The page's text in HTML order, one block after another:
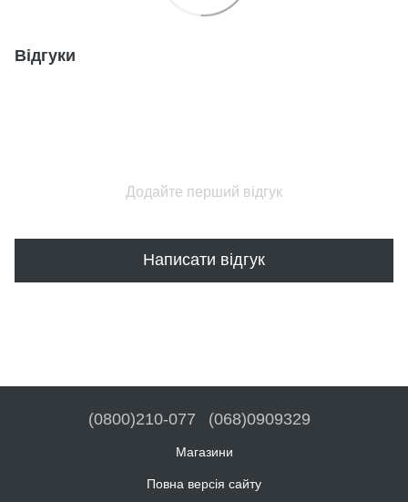
Відгуки
Додайте перший відгук
Написати відгук
(0800)210-077 (068)0909329
Магазини
Повна версія сайту